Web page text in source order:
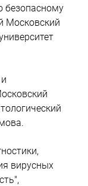
безопасному
Московский
вирусных